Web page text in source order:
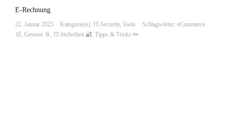
E-Rechnung
22. Januar 2025 Kategorie(n): IT-Security, Tools Schlagwörter: eCommerce
🛒, Gesetze 📎 , IT-Sicherheit 🔐, Tipps & Tricks ✏️